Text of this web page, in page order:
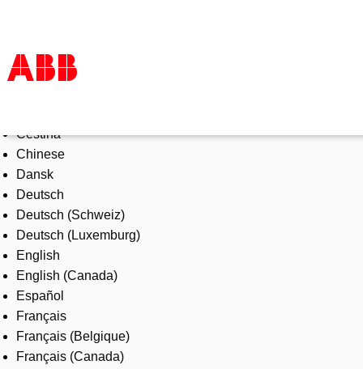
Products & Solutions
Industries
Services
About us
Where to buy
Contact us
Careers
Čeština
Chinese
Dansk
Deutsch
Deutsch (Schweiz)
Deutsch (Luxemburg)
English
English (Canada)
Español
Français
Français (Belgique)
Français (Canada)